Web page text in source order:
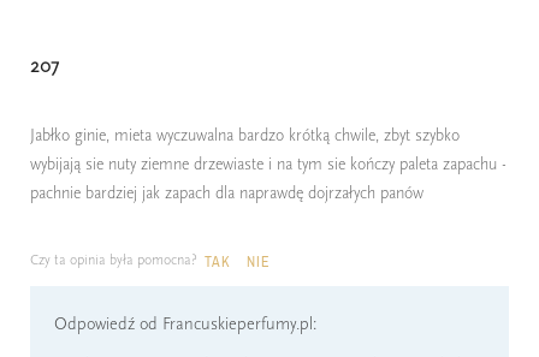
207
Jabłko ginie, mieta wyczuwalna bardzo krótką chwile, zbyt szybko
wybijają sie nuty ziemne drzewiaste i na tym sie kończy paleta zapachu -
pachnie bardziej jak zapach dla naprawdę dojrzałych panów
Czy ta opinia była pomocna? TAK NIE
Odpowiedź od Francuskieperfumy.pl: